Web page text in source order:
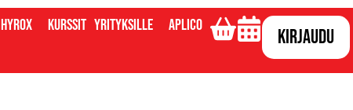
Hyrox Kurssit Yrityksille Aplico Kirjaudu